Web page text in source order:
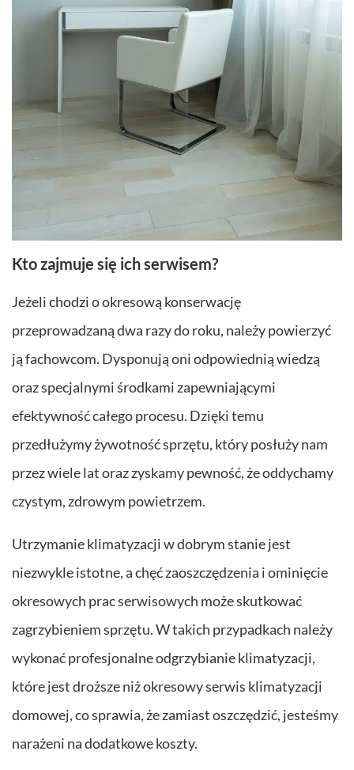
Kto zajmuje się ich serwisem?
Jeżeli chodzi o okresową konserwację
przeprowadzaną dwa razy do roku, należy powierzyć
ją fachowcom. Dysponują oni odpowiednią wiedzą
oraz specjalnymi środkami zapewniającymi
efektywność całego procesu. Dzięki temu
przedłużymy żywotność sprzętu, który posłuży nam
przez wiele lat oraz zyskamy pewność, że oddychamy
czystym, zdrowym powietrzem.
Utrzymanie klimatyzacji w dobrym stanie jest
niezwykle istotne, a chęć zaoszczędzenia i ominięcie
okresowych prac serwisowych może skutkować
zagrzybieniem sprzętu. W takich przypadkach należy
wykonać profesjonalne odgrzybianie klimatyzacji,
które jest droższe niż okresowy serwis klimatyzacji
domowej, co sprawia, że zamiast oszczędzić, jesteśmy
narażeni na dodatkowe koszty.